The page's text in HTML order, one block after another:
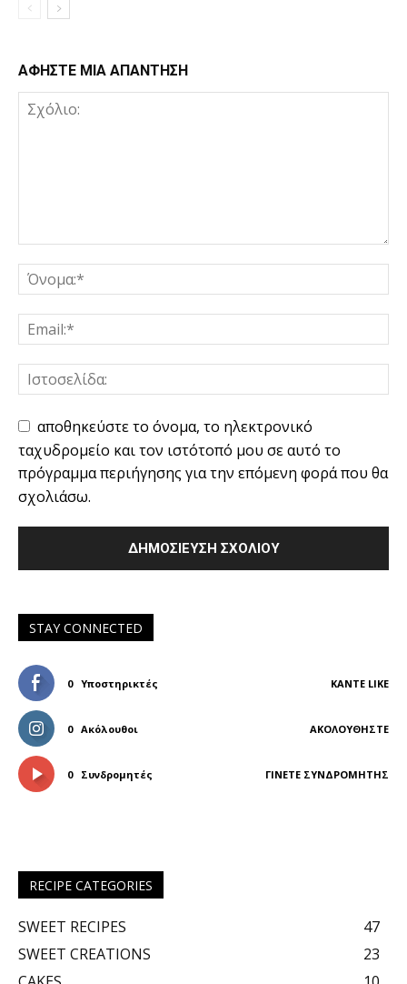
ΑΦΗΣΤΕ ΜΙΑ ΑΠΑΝΤΗΣΗ
αποθηκεύστε το όνομα, το ηλεκτρονικό
ταχυδρομείο και τον ιστότοπό μου σε αυτό το
πρόγραμμα περιήγησης για την επόμενη φορά που θα
σχολιάσω.
STAY CONNECTED
0 Υποστηρικτές ΚΆΝΤΕ LIKE
0 Ακόλουθοι ΑΚΟΛΟΥΘΉΣΤΕ
0 Συνδρομητές ΓΊΝΕΤΕ ΣΥΝΔΡΟΜΗΤΉΣ
RECIPE CATEGORIES
SWEET RECIPES
47
SWEET CREATIONS
23